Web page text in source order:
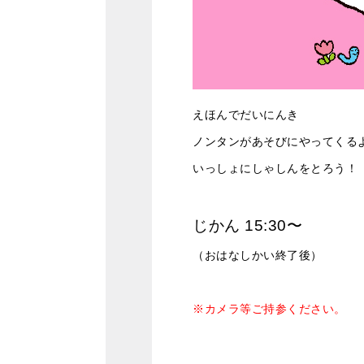
えほんでだいにんき
ノンタンがあそびにやってくる
いっしょにしゃしんをとろう！
じかん 15:30〜
（おはなしかい終了後）
※カメラ等ご持参ください。